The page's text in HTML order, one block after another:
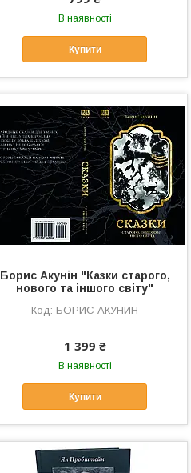
В наявності
Купити
Борис Акунін "Казки старого,
нового та іншого світу"
БОРИС АКУНИН
1 399 ₴
В наявності
Купити